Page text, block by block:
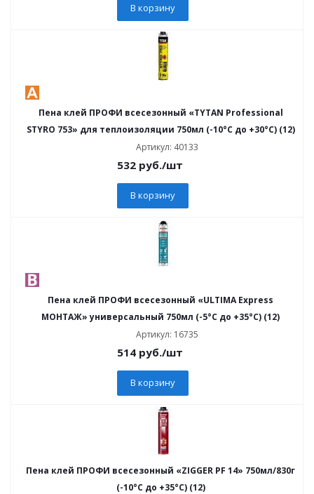
В корзину
Пена клей ПРОФИ всесезонный «TYTAN Professional
STYRO 753» для теплоизоляции 750мл (-10°С до +30°С) (12)
Артикул: 40133
532 руб./шт
В корзину
Пена клей ПРОФИ всесезонный «ULTIMA Express
МОНТАЖ» универсальный 750мл (-5°C до +35°C) (12)
Артикул: 16735
514 руб./шт
В корзину
Пена клей ПРОФИ всесезонный «ZIGGER PF 14» 750мл/830г
(-10°C до +35°C) (12)